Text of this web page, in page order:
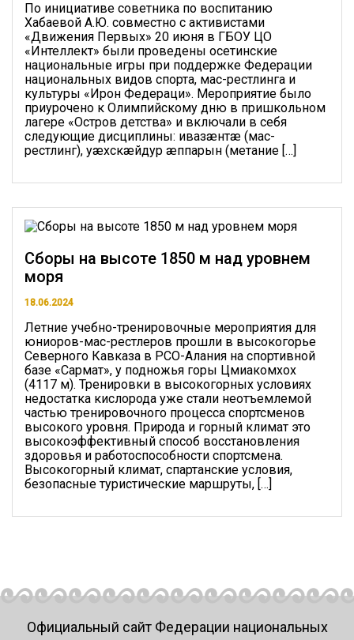
По инициативе советника по воспитанию
Хабаевой А.Ю. совместно с активистами
«Движения Первых» 20 июня в ГБОУ ЦО
«Интеллект» были проведены осетинские
национальные игры при поддержке Федерации
национальных видов спорта, мас-рестлинга и
культуры «Ирон Федераци». Мероприятие было
приурочено к Олимпийскому дню в пришкольном
лагере «Остров детства» и включали в себя
следующие дисциплины: ивазæнтæ (мас-
рестлинг), уæхскæйдур æппарын (метание […]
Сборы на высоте 1850 м над уровнем
моря
18.06.2024
Летние учебно-тренировочные мероприятия для
юниоров-мас-рестлеров прошли в высокогорье
Северного Кавказа в РСО-Алания на спортивной
базе «Сармат», у подножья горы Цмиакомхох
(4117 м). Тренировки в высокогорных условиях
недостатка кислорода уже стали неотъемлемой
частью тренировочного процесса спортсменов
высокого уровня. Природа и горный климат это
высокоэффективный способ восстановления
здоровья и работоспособности спортсмена.
Высокогорный климат, спартанские условия,
безопасные туристические маршруты, […]
Официальный сайт Федерации национальных